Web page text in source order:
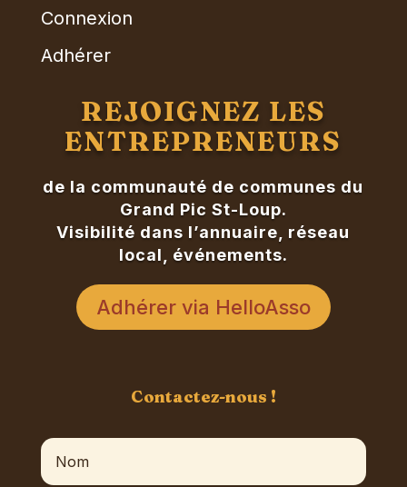
Connexion
Adhérer
REJOIGNEZ LES
ENTREPRENEURS
de la communauté de communes du
Grand Pic St-Loup.
Visibilité dans l’annuaire, réseau
local, événements.
Adhérer via HelloAsso
Contactez-nous !